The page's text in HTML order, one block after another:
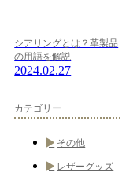
シアリングとは？革製品
の用語を解説
2024.02.27
カテゴリー
その他
レザーグッズ